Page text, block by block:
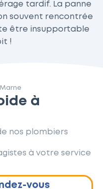
tardif. La panne
souvent rencontrée
être insupportable
!
à
nos plombiers
à votre service
vous